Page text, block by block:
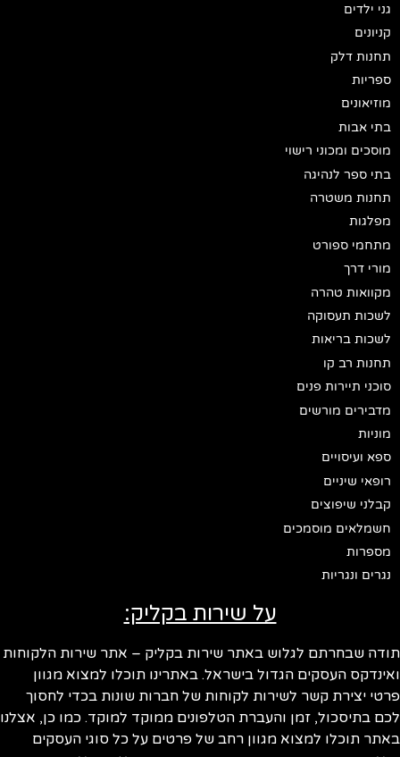
גני ילדים
קניונים
תחנות דלק
ספריות
מוזיאונים
בתי אבות
מוסכים ומכוני רישוי
בתי ספר לנהיגה
תחנות משטרה
מפלגות
מתחמי ספורט
מורי דרך
מקוואות טהרה
לשכות תעסוקה
לשכות בריאות
תחנות רב קו
סוכני תיירות פנים
מדבירים מורשים
מוניות
ספא ועיסויים
רופאי שיניים
קבלני שיפוצים
חשמלאים מוסמכים
מספרות
נגרים ונגריות
על שירות בקליק:
תודה שבחרתם לגלוש באתר שירות בקליק – אתר שירות הלקוחות
ואינדקס העסקים הגדול בישראל. באתרינו תוכלו למצוא מגוון
פרטי יצירת קשר לשירות לקוחות של חברות שונות בכדי לחסוך
לכם בתיסכול, זמן והעברת הטלפונים ממוקד למוקד. כמו כן, אצלנו
באתר תוכלו למצוא מגוון רחב של פרטים על כל סוגי העסקים